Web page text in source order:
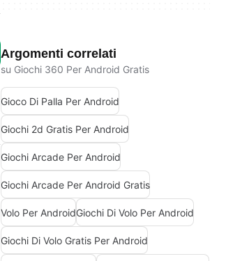
Argomenti correlati
su Giochi 360 Per Android Gratis
Gioco Di Palla Per Android
Giochi 2d Gratis Per Android
Giochi Arcade Per Android
Giochi Arcade Per Android Gratis
Volo Per AndroidGiochi Di Volo Per Android
Giochi Di Volo Gratis Per Android